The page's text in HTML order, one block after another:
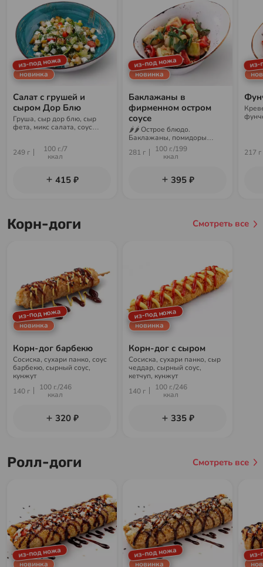
из-под ножа
новинка
Салат с грушей и
сыром Дор Блю
Груша, сыр дор блю, сыр
фета, микс салата, соус
249 г
100 г./7
ккал
415 ₽
из-под ножа
новинка
Баклажаны в
фирменном остром
соусе
🌶🌶 Острое блюдо.
Баклажаны, помидоры
черри, соус чили-гарлик,
соус ореховый, микс салата,
281 г
100 г./199
ккал
395 ₽
из-
217 г
Корн-доги Смотреть все
из-под ножа
новинка
Корн-дог барбекю
Сосиска, сухари панко, соус
барбекю, сырный соус,
кунжут
140 г
100 г./246
ккал
320 ₽
из-под ножа
новинка
Корн-дог с сыром
Сосиска, сухари панко, сыр
чеддар, сырный соус,
кетчуп, кунжут
140 г
100 г./246
ккал
335 ₽
Ролл-доги Смотреть все
из-под ножа
новинка
из-под ножа
новинка
из-